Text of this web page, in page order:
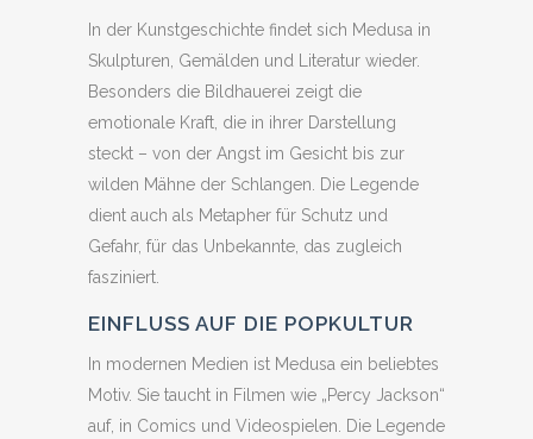
In der Kunstgeschichte findet sich Medusa in
Skulpturen, Gemälden und Literatur wieder.
Besonders die Bildhauerei zeigt die
emotionale Kraft, die in ihrer Darstellung
steckt – von der Angst im Gesicht bis zur
wilden Mähne der Schlangen. Die Legende
dient auch als Metapher für Schutz und
Gefahr, für das Unbekannte, das zugleich
fasziniert.
EINFLUSS AUF DIE POPKULTUR
In modernen Medien ist Medusa ein beliebtes
Motiv. Sie taucht in Filmen wie „Percy Jackson“
auf, in Comics und Videospielen. Die Legende